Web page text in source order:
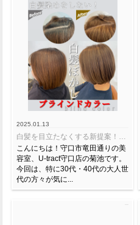
2025.01.13
白髪を目立たなくする新提案！U-tractで叶えるオシャレ白髪ぼかし♪*
こんにちは！守口市竜田通りの美
容室、U-tract守口店の菊池です。
今回は、特に30代・40代の大人世
代の方々が気に...